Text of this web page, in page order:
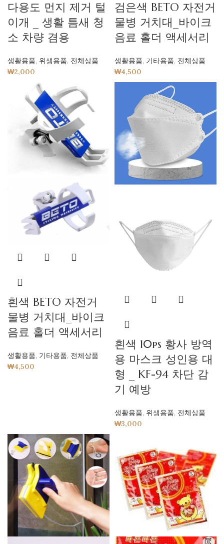
다용도 먼지 제거 털
이개 _ 생활 틈새 청
소 차량 겸용
생활용품, 위생용품, 전체상품
₩2,000
검은색 BETO 자전거
물병 거치대_바이크
음료 홀더 액세서리
생활용품, 기타용품, 전체상품
₩4,500
흰색 BETO 자전거
물병 거치대_바이크
음료 홀더 액세서리
생활용품, 기타용품, 전체상품
₩4,500
흰색 10ps 황사 방역
용 마스크 성인용 대
형 _ KF-94 차단 감
기 예방
생활용품, 위생용품, 전체상품
₩3,000